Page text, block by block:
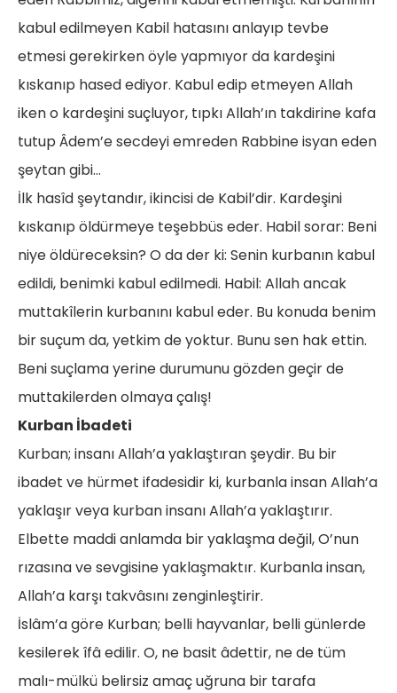
kabul edilmeyen Kabil hatasını anlayıp tevbe
etmesi gerekirken öyle yapmıyor da kardeşini
kıskanıp hased ediyor. Kabul edip etmeyen Allah
iken o kardeşini suçluyor, tıpkı Allah’ın takdirine kafa
tutup Âdem’e secdeyi emreden Rabbine isyan eden
şeytan gibi…
İlk hasîd şeytandır, ikincisi de Kabil’dir. Kardeşini
kıskanıp öldürmeye teşebbüs eder. Habil sorar: Beni
niye öldüreceksin? O da der ki: Senin kurbanın kabul
edildi, benimki kabul edilmedi. Habil: Allah ancak
muttakîlerin kurbanını kabul eder. Bu konuda benim
bir suçum da, yetkim de yoktur. Bunu sen hak ettin.
Beni suçlama yerine durumunu gözden geçir de
muttakilerden olmaya çalış!
Kurban İbadeti
Kurban; insanı Allah’a yaklaştıran şeydir. Bu bir
ibadet ve hürmet ifadesidir ki, kurbanla insan Allah’a
yaklaşır veya kurban insanı Allah’a yaklaştırır.
Elbette maddi anlamda bir yaklaşma değil, O’nun
rızasına ve sevgisine yaklaşmaktır. Kurbanla insan,
Allah’a karşı takvâsını zenginleştirir.
İslâm’a göre Kurban; belli hayvanlar, belli günlerde
kesilerek îfâ edilir. O, ne basit âdettir, ne de tüm
malı-mülkü belirsiz amaç uğruna bir tarafa